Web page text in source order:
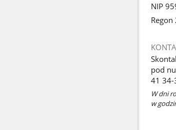
NIP
pod
41 34-
W dni
w